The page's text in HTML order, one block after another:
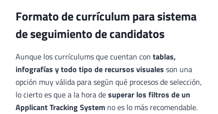
Formato de currículum para sistema
de seguimiento de candidatos
Aunque los currículums que cuentan con tablas,
infografías y todo tipo de recursos visuales son una
opción muy válida para según qué procesos de selección,
lo cierto es que a la hora desuperar los filtros de un
Applicant Tracking System no es lo más recomendable.